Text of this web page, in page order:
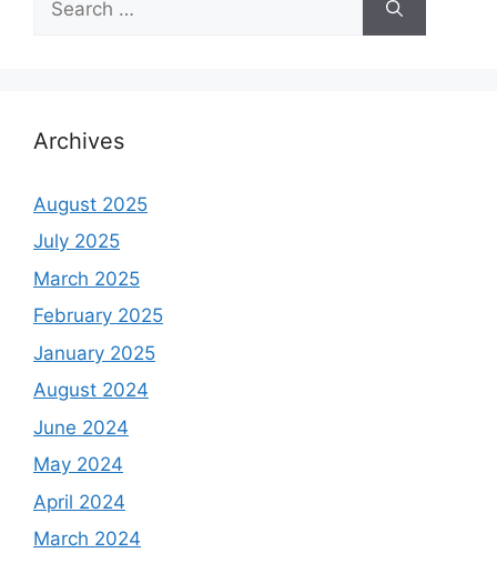
for:
Archives
August 2025
July 2025
March 2025
February 2025
January 2025
August 2024
June 2024
May 2024
April 2024
March 2024